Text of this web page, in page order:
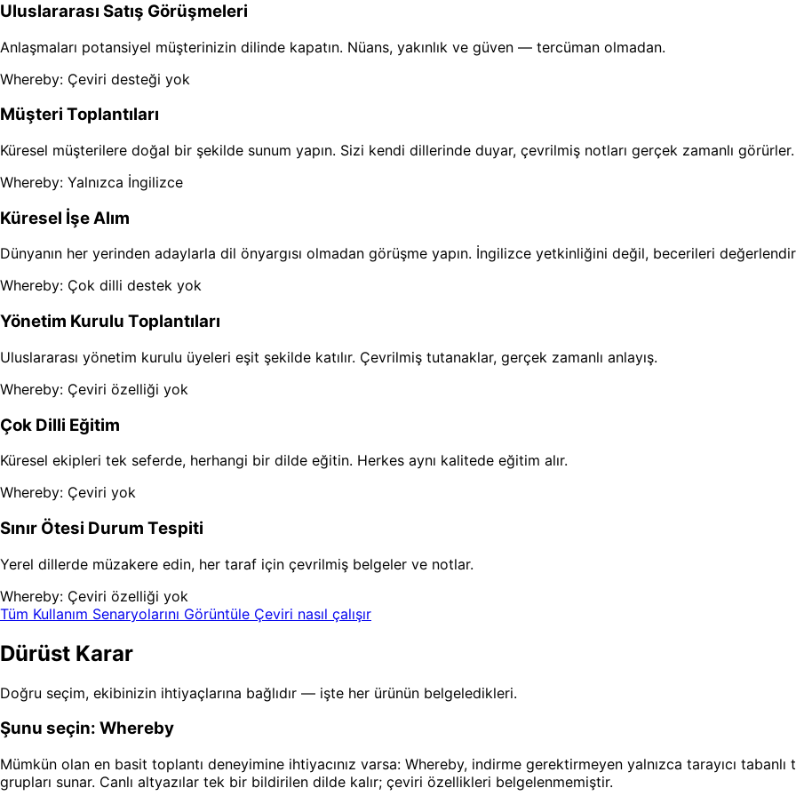
Uluslararası Satış Görüşmeleri
Anlaşmaları potansiyel müşterinizin dilinde kapatın. Nüans, yakınlık ve güven — tercüman olmadan.
Whereby: Çeviri desteği yok
Müşteri Toplantıları
Küresel müşterilere doğal bir şekilde sunum yapın. Sizi kendi dillerinde duyar, çevrilmiş notları gerçek zamanlı görürler.
Whereby: Yalnızca İngilizce
Küresel İşe Alım
Dünyanın her yerinden adaylarla dil önyargısı olmadan görüşme yapın. İngilizce yetkinliğini değil, becerileri
Whereby: Çok dilli destek yok
Yönetim Kurulu Toplantıları
Uluslararası yönetim kurulu üyeleri eşit şekilde katılır. Çevrilmiş tutanaklar, gerçek zamanlı anlayış.
Whereby: Çeviri özelliği yok
Çok Dilli Eğitim
Küresel ekipleri tek seferde, herhangi bir dilde eğitin. Herkes aynı kalitede eğitim alır.
Whereby: Çeviri yok
Sınır Ötesi Durum Tespiti
Yerel dillerde müzakere edin, her taraf için çevrilmiş belgeler ve notlar.
Whereby: Çeviri özelliği yok
Tüm Kullanım Senaryolarını Görüntüle Çeviri nasıl çalışır
Dürüst Karar
Doğru seçim, ekibinizin ihtiyaçlarına bağlıdır — işte her ürünün belgeledikleri.
Şunu seçin: Whereby
Mümkün olan en basit toplantı deneyimine ihtiyacınız varsa: Whereby, indirme gerektirmeyen yalnızca tarayıcı
grupları sunar. Canlı altyazılar tek bir bildirilen dilde kalır; çeviri özellikleri belgelenmemiştir.